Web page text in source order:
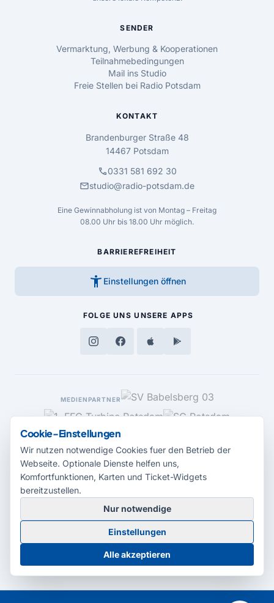
SENDER
Vermarktung, Werbung & Kooperationen
Teilnahmebedingungen
Mail ins Studio
Freie Stellen bei Radio Potsdam
KONTAKT
Brandenburger Straße 48
14467 Potsdam
call0331 581 692 30
mailstudio@radio-potsdam.de
Eine Gewinnabholung ist von Montag – Freitag
08.00 Uhr bis 18.00 Uhr möglich.
BARRIEREFREIHEIT
accessibility_new Einstellungen öffnen
FOLGE UNS UNSERE APPS
MEDIENPARTNER
© 2026 Radio Potsdam. Webseite entwickelt durch dieMedienagentur
Babelsberg
BarrierefreiheitserklärungAGBDatenschutzImpressum
Cookie-Einstellungen
Cookie-Einstellungen
Wir nutzen notwendige Cookies fuer den Betrieb der
Webseite. Optionale Dienste helfen uns,
Komfortfunktionen, Karten und Ticket-Widgets
bereitzustellen.
Nur notwendige
Einstellungen
Alle akzeptieren